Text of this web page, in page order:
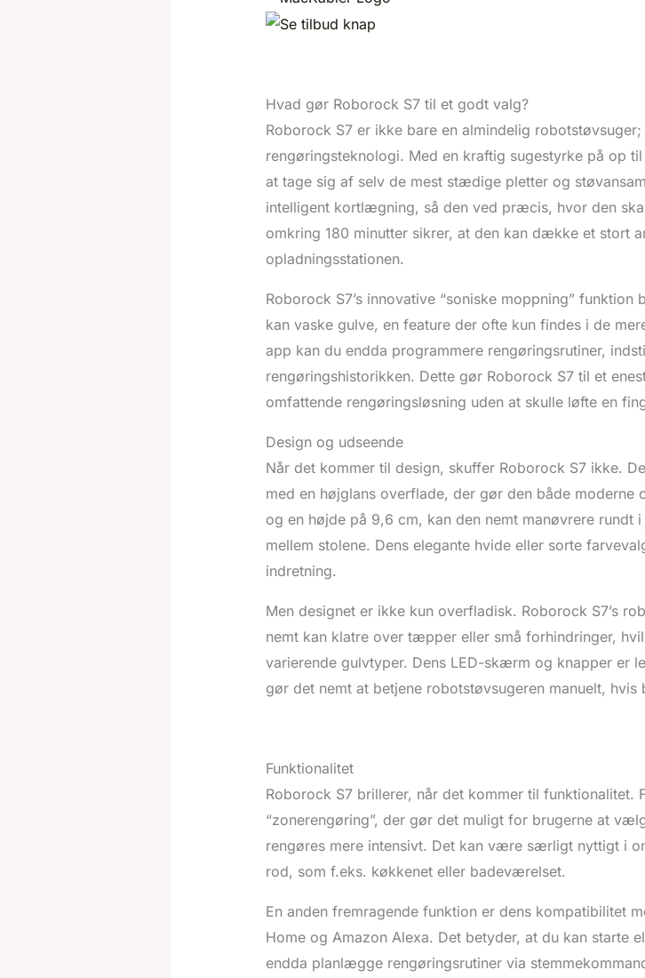
Hvad gør Roborock S7 til et godt valg?
Roborock S7 er ikke bare en almindelig
rengøringsteknologi. Med en kraftig sugestyrke på op
at tage sig af selv de mest stædige pletter og
intelligent kortlægning, så den ved præcis, hvor den
omkring 180 minutter sikrer, at den kan dække et stort
opladningsstationen.
Roborock S7’s innovative “soniske moppning”
kan vaske gulve, en feature der ofte kun findes i de
app kan du endda programmere rengøringsrutiner,
rengøringshistorikken. Dette gør Roborock S7 til et
omfattende rengøringsløsning uden at skulle løfte en
Design og udseende
Når det kommer til design, skuffer Roborock S7 ikke.
med en højglans overflade, der gør den både moderne
og en højde på 9,6 cm, kan den nemt manøvrere rundt
mellem stolene. Dens elegante hvide eller sorte
indretning.
Men designet er ikke kun overfladisk. Roborock S7’s
nemt kan klatre over tæpper eller små forhindringer,
varierende gulvtyper. Dens LED-skærm og knapper er
gør det nemt at betjene robotstøvsugeren manuelt, hvis
Funktionalitet
Roborock S7 brillerer, når det kommer til funktionalitet.
“zonerengøring”, der gør det muligt for brugerne at
rengøres mere intensivt. Det kan være særligt nyttigt i
rod, som f.eks. køkkenet eller badeværelset.
En anden fremragende funktion er dens kompatibilitet
Home og Amazon Alexa. Det betyder, at du kan starte
endda planlægge rengøringsrutiner via